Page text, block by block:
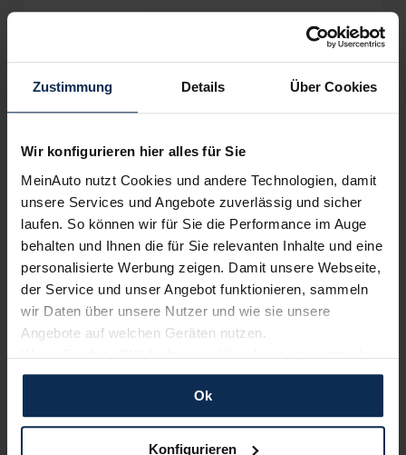
Zustimmung Details Über Cookies
Wir konfigurieren hier alles für Sie
MeinAuto nutzt Cookies und andere Technologien, damit
unsere Services und Angebote zuverlässig und sicher
laufen. So können wir für Sie die Performance im Auge
behalten und Ihnen die für Sie relevanten Inhalte und eine
personalisierte Werbung zeigen. Damit unsere Webseite,
der Service und unser Angebot funktionieren, sammeln
wir Daten über unsere Nutzer und wie sie unsere
Angebote auf welchen Geräten nutzen.
Wenn Sie das „OK“ finden, sind Sie damit einverstanden
und erlauben uns Cookies für unseren Service zu
verwenden und diese Daten an Dritte weiterzugeben,
etwa an unsere Marketingpartner. Falls Sie dem nicht
zustimmen möchten, beschränken wir uns auf die
Ok
Konfigurieren
Kundenzufriedenheit!
Neuwagenmarkt in Deutschland. Unsere Kunden haben
dadurch ihr Wunschauto zum Top-Rabatt erhalten und
bewerten unsere Arbeit positiv.
Sehen Sie sich unsere Bewertungen an:
Erfahren Sie mehr über das Urteil unserer Kunden